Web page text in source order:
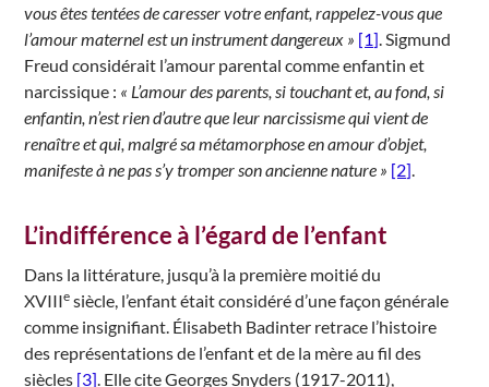
vous êtes tentées de caresser votre enfant, rappelez-vous que
l’amour maternel est un instrument dangereux » [1] . Sigmund
Freud considérait l’amour parental comme enfantin et
narcissique : « L’amour des parents, si touchant et, au fond, si
enfantin, n’est rien d’autre que leur narcissisme qui vient de
renaître et qui, malgré sa métamorphose en amour d’objet,
manifeste à ne pas s’y tromper son ancienne nature » [2]
L’indifférence à l’égard de l’enfant
Dans la littérature, jusqu’à la première moitié du
XVIIIe siècle, l’enfant était considéré d’une façon générale
comme insignifiant. Élisabeth Badinter retrace l’histoire
des représentations de l’enfant et de la mère au fil des
siècles [3] . Elle cite Georges Snyders (1917-2011),